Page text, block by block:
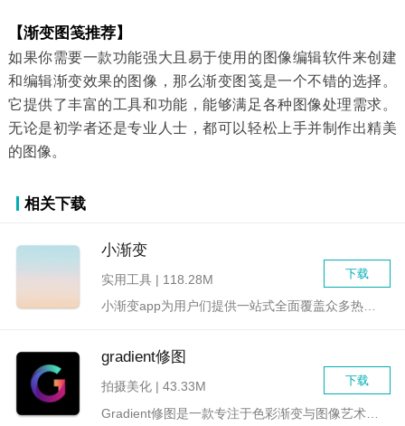
【渐变图笺推荐】
如果你需要一款功能强大且易于使用的图像编辑软件来创建
和编辑渐变效果的图像，那么渐变图笺是一个不错的选择。
它提供了丰富的工具和功能，能够满足各种图像处理需求。
无论是初学者还是专业人士，都可以轻松上手并制作出精美
的图像。
相关下载
小渐变
下载
实用工具 | 118.28M
小渐变app为用户们提供一站式全面覆盖众多热门壁纸资源app...
gradient修图
下载
拍摄美化 | 43.33M